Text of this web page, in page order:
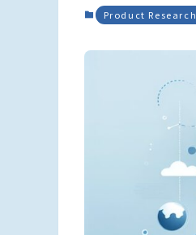
Product Research